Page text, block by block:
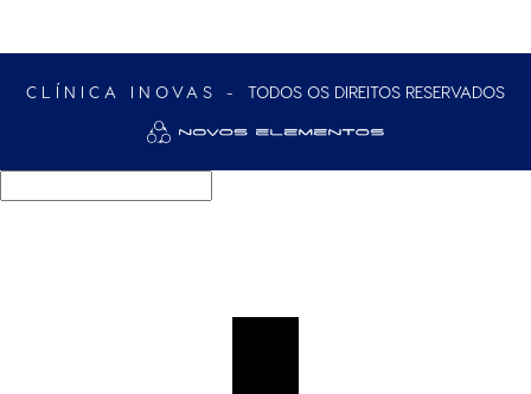
CLÍNICA INOVAS - TODOS OS DIREITOS RESERVADOS